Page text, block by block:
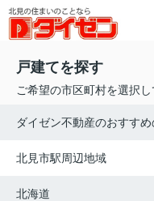
戸建てを探す
ご希望の市区町村を選択
ダイゼン不動産のおすす
北見市駅周辺地域
北海道